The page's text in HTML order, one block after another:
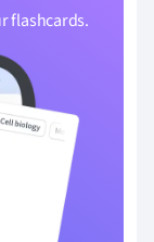
flashcards.